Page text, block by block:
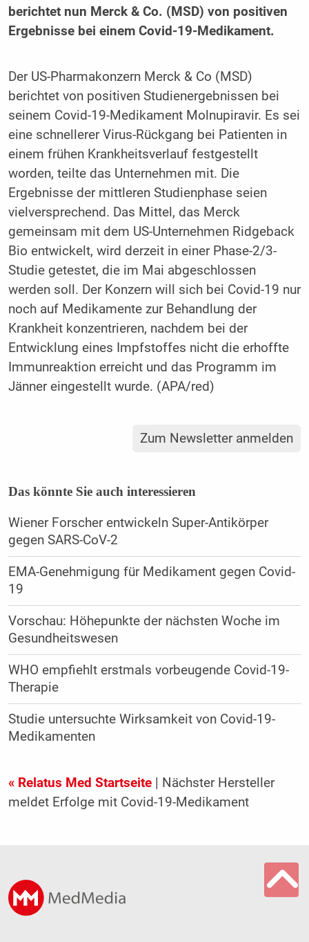
berichtet nun Merck & Co. (MSD) von positiven
Ergebnisse bei einem Covid-19-Medikament.
Der US-Pharmakonzern Merck & Co (MSD)
berichtet von positiven Studienergebnissen bei
seinem Covid-19-Medikament Molnupiravir. Es sei
eine schnellerer Virus-Rückgang bei Patienten in
einem frühen Krankheitsverlauf festgestellt
worden, teilte das Unternehmen mit. Die
Ergebnisse der mittleren Studienphase seien
vielversprechend. Das Mittel, das Merck
gemeinsam mit dem US-Unternehmen Ridgeback
Bio entwickelt, wird derzeit in einer Phase-2/3-
Studie getestet, die im Mai abgeschlossen
werden soll. Der Konzern will sich bei Covid-19 nur
noch auf Medikamente zur Behandlung der
Krankheit konzentrieren, nachdem bei der
Entwicklung eines Impfstoffes nicht die erhoffte
Immunreaktion erreicht und das Programm im
Jänner eingestellt wurde. (APA/red)
Zum Newsletter anmelden
Das könnte Sie auch interessieren
Wiener Forscher entwickeln Super-Antikörper
gegen SARS-CoV-2
EMA-Genehmigung für Medikament gegen Covid-
19
Vorschau: Höhepunkte der nächsten Woche im
Gesundheitswesen
WHO empfiehlt erstmals vorbeugende Covid-19-
Therapie
Studie untersuchte Wirksamkeit von Covid-19-
Medikamenten
« Relatus Med Startseite| Nächster Hersteller
meldet Erfolge mit Covid-19-Medikament